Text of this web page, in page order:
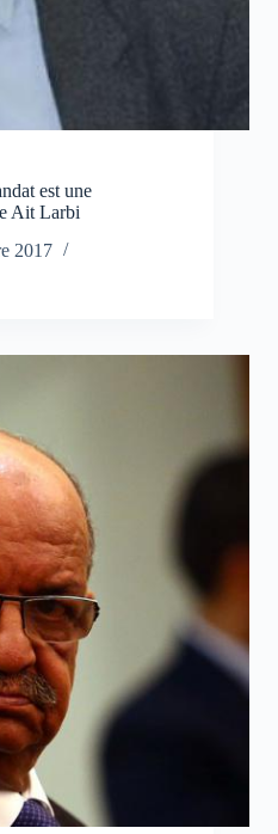
est une
Ait Larbi
2017